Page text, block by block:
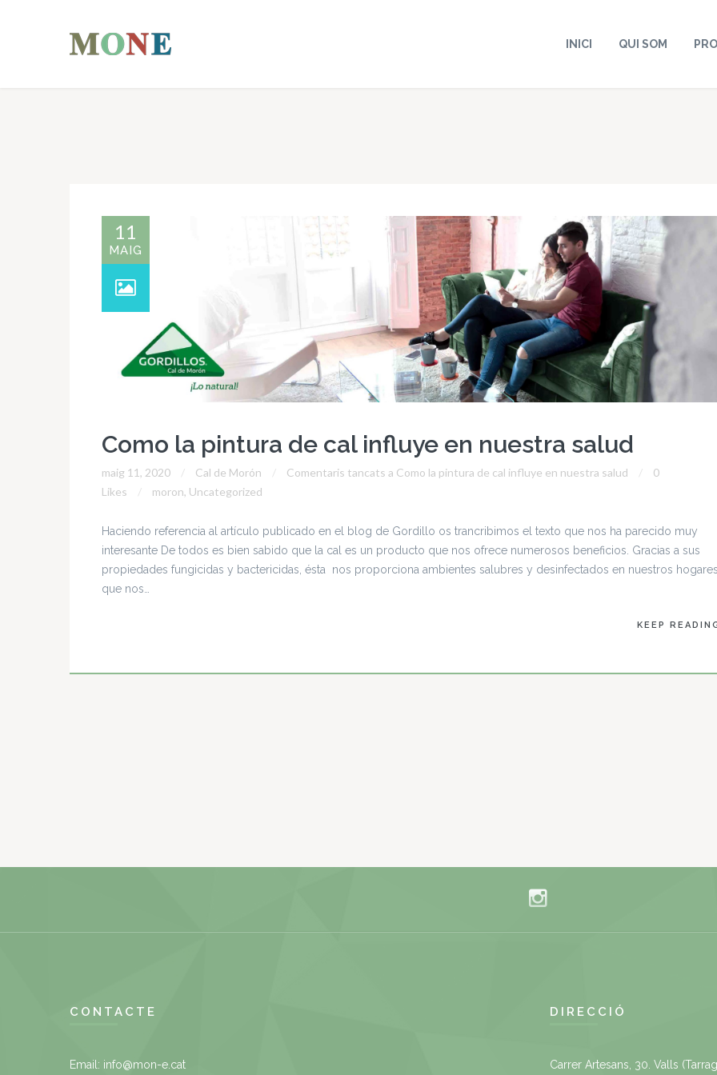
INICI QUI SOM
11
MAIG
Como la pintura de cal influye en nuestra salud
maig 11, 2020 Cal de Morón Comentaris tancats a Como la pintura de cal influye en nuestra salud
0
Likes
moron, Uncategorized
Haciendo referencia al artículo publicado en el blog de Gordillo os trancribimos el texto que nos ha parecido muy
interesante De todos es bien sabido que la cal es un producto que nos ofrece numerosos beneficios. Gracias a sus
propiedades fungicidas y bactericidas, ésta nos proporciona ambientes salubres y desinfectados en nuestros
que nos…
KEEP
CONTACTE
Email: info@mon-e.cat
DIRECCIÓ
Carrer Artesans, 30. Valls